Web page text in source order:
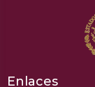
Enlaces